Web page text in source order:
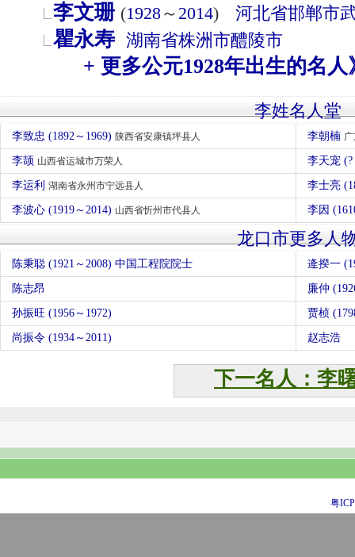
李文珊 (1928～ 2014) 河北省邯郸市
瞿永寿 湖南省株洲市醴陵市
+ 更多公元1928年出生的名人
李姓名人堂
李致忠 (1892～1969) 陕西省安康镇坪县人 李朝楠
李颉 山西省运城市万荣人 李天宠
李运利 湖南省永州市宁远县人 李士亮
李波心 (1919～2014) 山西省忻州市代县人 李因
龙口市更多人
陈秉聪 (1921～2008) 中国工程院院士 逄揆一
陈志昂 廉仲
孙振旺 (1956～1972) 贾桢
尚振令 (1934～2011) 赵志浩
下一名人：李
粤